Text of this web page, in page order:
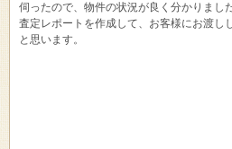
伺ったので、物件の状況が良く分かりました
査定レポートを作成して、お客様にお渡し
と思います。